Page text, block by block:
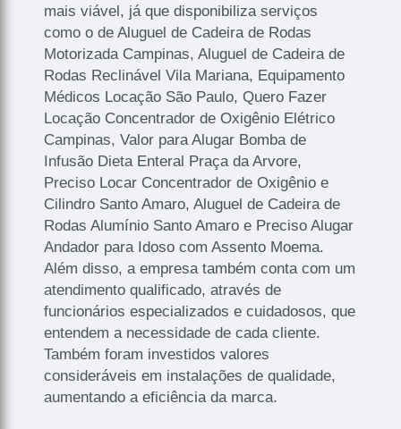
mais viável, já que disponibiliza serviços
como o de Aluguel de Cadeira de Rodas
Motorizada Campinas, Aluguel de Cadeira de
Rodas Reclinável Vila Mariana, Equipamento
Médicos Locação São Paulo, Quero Fazer
Locação Concentrador de Oxigênio Elétrico
Campinas, Valor para Alugar Bomba de
Infusão Dieta Enteral Praça da Arvore,
Preciso Locar Concentrador de Oxigênio e
Cilindro Santo Amaro, Aluguel de Cadeira de
Rodas Alumínio Santo Amaro e Preciso Alugar
Andador para Idoso com Assento Moema.
Além disso, a empresa também conta com um
atendimento qualificado, através de
funcionários especializados e cuidadosos, que
entendem a necessidade de cada cliente.
Também foram investidos valores
consideráveis em instalações de qualidade,
aumentando a eficiência da marca.